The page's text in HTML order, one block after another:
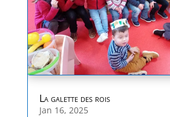
La galette des rois
Jan 16, 2025